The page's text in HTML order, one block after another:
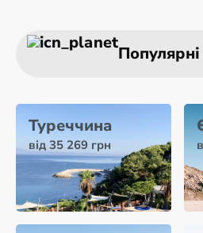
Туреччина
від 35 269 грн